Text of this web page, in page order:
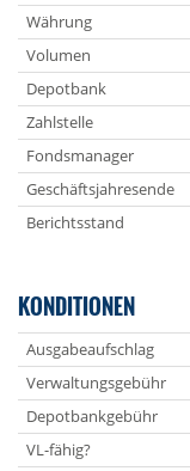
Währung
Volumen
Depotbank
Zahlstelle
Fondsmanager
Geschäftsjahresende
Berichtsstand
KONDITIONEN
Ausgabeaufschlag
Verwaltungsgebühr
Depotbankgebühr
VL-fähig?